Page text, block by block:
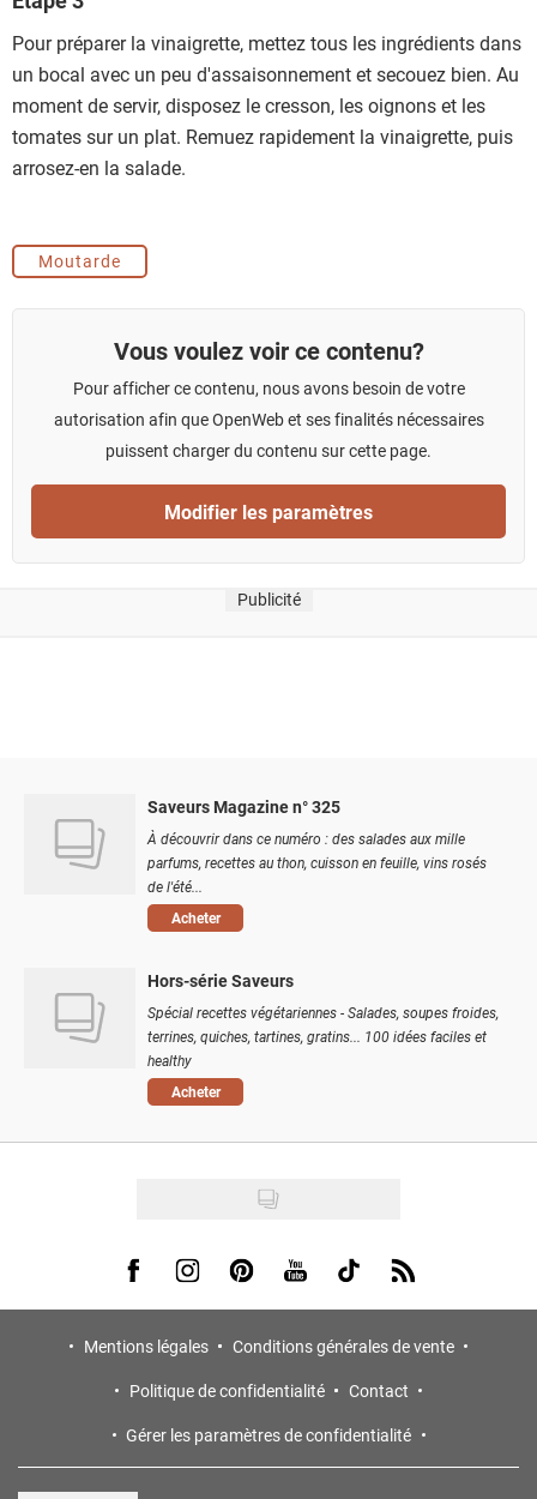
Pour préparer la vinaigrette, mettez tous les ingrédients dans
un bocal avec un peu d'assaisonnement et secouez bien. Au
moment de servir, disposez le cresson, les oignons et les
tomates sur un plat. Remuez rapidement la vinaigrette, puis
arrosez-en la salade.
Moutarde
Vous voulez voir ce contenu?
Pour afficher ce contenu, nous avons besoin de votre
autorisation afin que OpenWeb et ses finalités nécessaires
puissent charger du contenu sur cette page.
Modifier les paramètres
Publicité
Saveurs Magazine n° 325
À découvrir dans ce numéro : des salades aux mille
parfums, recettes au thon, cuisson en feuille, vins rosés
de l'été...
Acheter
Hors-série Saveurs
Spécial recettes végétariennes - Salades, soupes froides,
terrines, quiches, tartines, gratins... 100 idées faciles et
healthy
Acheter
Visit us on Facebook
Visit us on Instagram
Visit us on Pinterest
Visit us on Youtube
Visit us on Tiktok
Visit us on Rss
Mentions légales
Conditions générales de vente
Politique de confidentialité
Contact
Gérer les paramètres de confidentialité